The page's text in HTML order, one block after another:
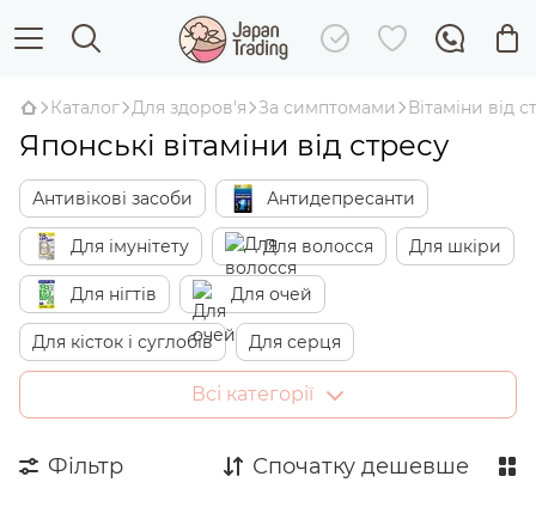
Каталог Для здоров'я За симптомами Вітаміни від
Японські вітаміни від стресу
Антивікові засоби Антидепресанти
Для імунітету Для волосся Для шкіри
Для нігтів Для очей
Для кісток і суглобів Для серця
Для щитовидної залози
Вітаміни при застуді
Всі категорії
Фільтр Спочатку дешевше